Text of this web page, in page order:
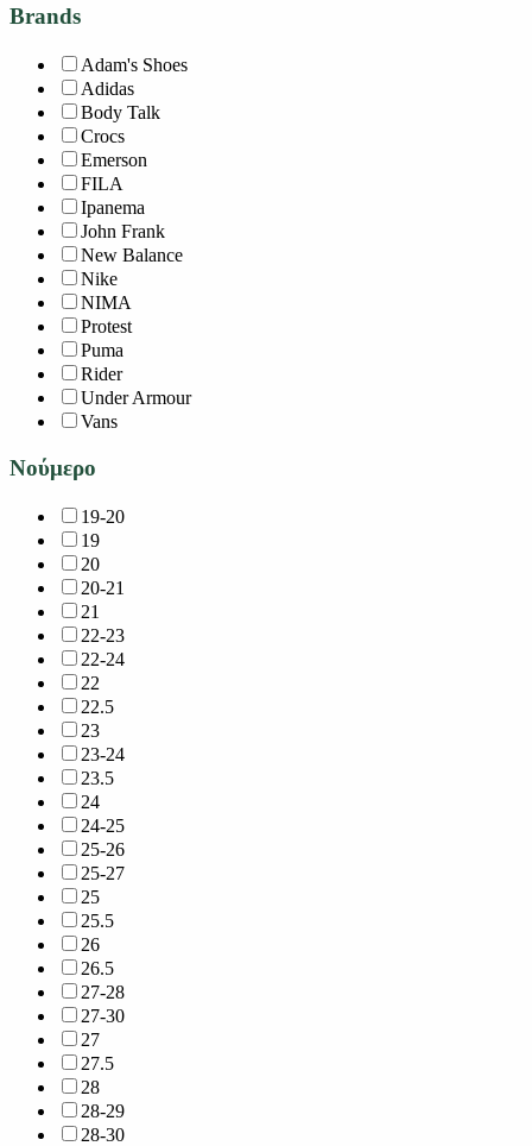
Brands
Adam's Shoes
Adidas
Body Talk
Crocs
Emerson
FILA
Ipanema
John Frank
New Balance
Nike
NIMA
Protest
Puma
Rider
Under Armour
Vans
Νούμερο
19-20
19
20
20-21
21
22-23
22-24
22
22.5
23
23-24
23.5
24
24-25
25-26
25-27
25
25.5
26
26.5
27-28
27-30
27
27.5
28
28-29
28-30